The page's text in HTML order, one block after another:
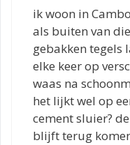
ik woon in
als buiten van
gebakken tegels
elke keer op
waas na
het lijkt wel op
cement sluier?
blijft terug